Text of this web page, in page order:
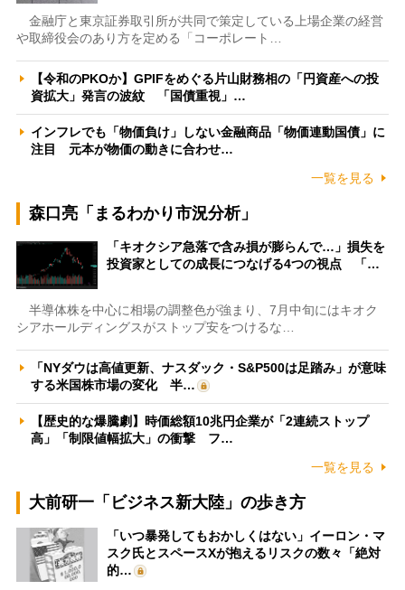
金融庁と東京証券取引所が共同で策定している上場企業の経営
や取締役会のあり方を定める「コーポレート…
【令和のPKOか】GPIFをめぐる片山財務相の「円資産への投
資拡大」発言の波紋 「国債重視」…
インフレでも「物価負け」しない金融商品「物価連動国債」に
注目 元本が物価の動きに合わせ…
一覧を見る
森口亮「まるわかり市況分析」
「キオクシア急落で含み損が膨らんで…」損失を
投資家としての成長につなげる4つの視点 「…
半導体株を中心に相場の調整色が強まり、7月中旬にはキオク
シアホールディングスがストップ安をつけるな…
「NYダウは高値更新、ナスダック・S&P500は足踏み」が意味
する米国株市場の変化 半…
【歴史的な爆騰劇】時価総額10兆円企業が「2連続ストップ
高」「制限値幅拡大」の衝撃 フ…
一覧を見る
大前研一「ビジネス新大陸」の歩き方
「いつ暴発してもおかしくはない」イーロン・マ
スク氏とスペースXが抱えるリスクの数々「絶対
的…